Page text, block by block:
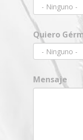
Quiero
Mensaje